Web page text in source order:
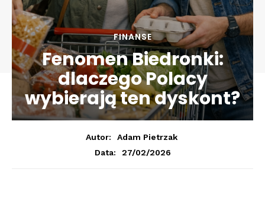
FINANSE
Fenomen Biedronki:
dlaczego Polacy
wybierają ten dyskont?
Autor:
Adam Pietrzak
Data:
27/02/2026